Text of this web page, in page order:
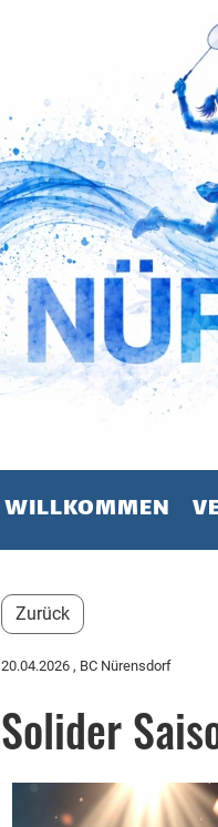
WILLKOMMEN
Zurück
20.04.2026, BC Nürensdorf
Solider